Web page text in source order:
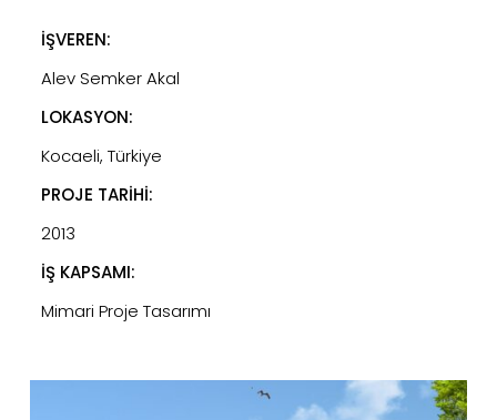
İŞVEREN:
Alev Semker Akal
LOKASYON:
Kocaeli, Türkiye
PROJE TARİHİ:
2013
İŞ KAPSAMI:
Mimari Proje Tasarımı